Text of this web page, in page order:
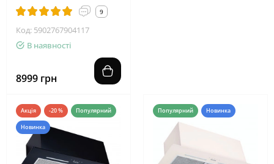
9
Код: 5902767904117
В наявності
8999 грн
Акція -20 % Популярний
Новинка
Популярний Новинка